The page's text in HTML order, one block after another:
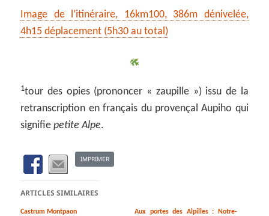
Image de l’itinéraire, 16km100, 386m dénivelée,
4h15 déplacement (5h30 au total)
1tour des opies (prononcer « zaupille ») issu de la
retranscription en français du provençal Aupiho qui
signifiepetite Alpe.
IMPRIMER
ARTICLES SIMILAIRES
Castrum Montpaon
Aux portes des Alpilles : Notre-